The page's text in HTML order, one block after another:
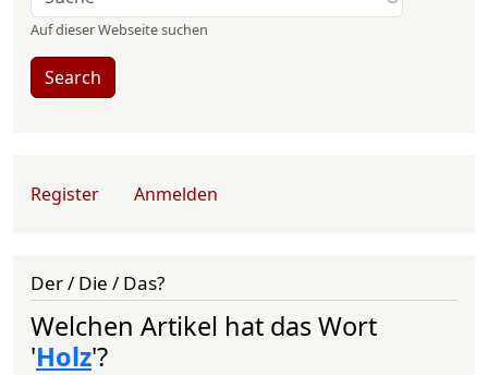
Auf dieser Webseite suchen
Search
User account menu
Register Anmelden
Der / Die / Das?
Welchen Artikel hat das Wort
'Holz'?